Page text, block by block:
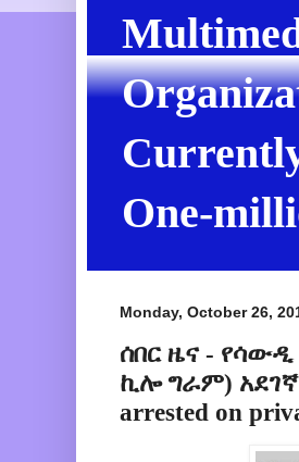
One-
Monday, October 26,
ሰበር ዜና -
ኪሎ ግራም) አደገኛ
arrested on